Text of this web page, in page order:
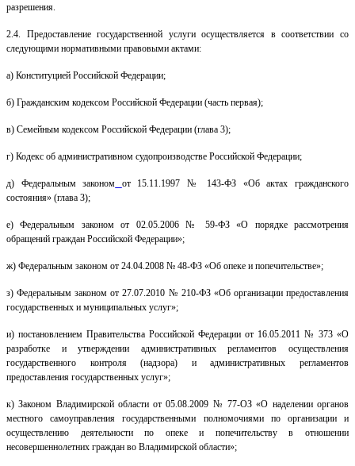
разрешения.
2.4. Предоставление государственной услуги осуществляется в соответствии со
следующими нормативными правовыми актами:
а) Конституцией Российской Федерации;
б) Гражданским кодексом Российской Федерации (часть первая);
в) Семейным кодексом Российской Федерации (глава 3);
г) Кодекс об административном судопроизводстве Российской Федерации;
д) Федеральным законом
от 15.11.1997 № 143-ФЗ «Об актах гражданского
состояния» (глава 3);
е) Федеральным законом от 02.05.2006 № 59-ФЗ «О порядке рассмотрения
обращений граждан Российской Федерации»;
ж) Федеральным законом от 24.04.2008 № 48-ФЗ «Об опеке и попечительстве»;
з)Федеральным законом от 27.07.2010 № 210-ФЗ «Об организации предоставления
государственных и муниципальных услуг»;
и) постановлением Правительства Российской Федерации от 16.05.2011 № 373 «О
разработке и утверждении административных регламентов осуществления
государственного контроля (надзора) и административных регламентов
предоставления государственных услуг»;
к)Законом Владимирской области от 05.08.2009 № 77-ОЗ «О наделении органов
местного самоуправления государственными полномочиями по организации и
осуществлению деятельности по опеке и попечительству в отношении
несовершеннолетних граждан во Владимирской области»;